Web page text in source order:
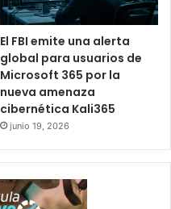
El FBI emite una alerta
global para usuarios de
Microsoft 365 por la
nueva amenaza
cibernética Kali365
junio 19, 2026